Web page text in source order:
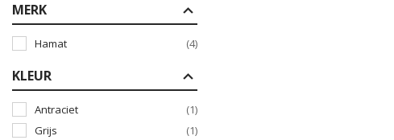
MERK
Hamat (4)
KLEUR
Antraciet
(1)
Grijs
(1)